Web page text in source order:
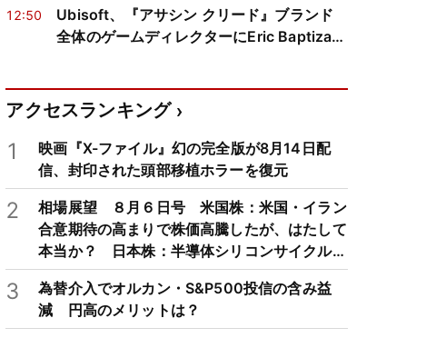
12:50
Ubisoft、『アサシン クリード』ブランド
全体のゲームディレクターにEric Baptizat
アクセスランキング
1
映画『X-ファイル』幻の完全版が8月14日配
信、封印された頭部移植ホラーを復元
2
相場展望 ８月６日号 米国株：米国・イラン
合意期待の高まりで株価高騰したが、はたして
本当か？ 日本株：半導体シリコンサイクルは
3～4年周期で好・不況を繰り返すため注意
3
為替介入でオルカン・S&P500投信の含み益
減 円高のメリットは？